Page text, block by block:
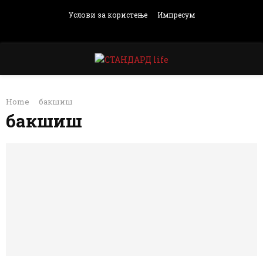
Услови за користење Импресум
PRIMARY
MENU
Home бакшиш
бакшиш